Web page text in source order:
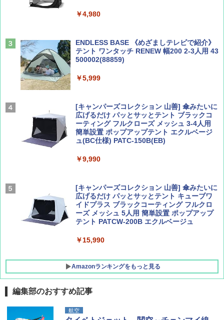
AIRLINE（エアライン）2026年9月号【特
集】ボーイング110周年を祝して！
￥1,760
ァキア 2026～2027 地球の歩き方A ヨーロッ
￥2,277
新しい日本地理 地図・統計・移動から読み
解く (講談社現代新書)
￥1,540
￥4,980
ENDLESS BASE 《めざましテレビで紹介》
テント ワンタッチ RENEW 幅200 2-3人用 43
500002(88859)
￥5,999
[キャンパーズコレクション 山善] 傘みたいに
広げるだけ パッとサッとテント ブラックコ
ーティング フルクローズ メッシュ 3-4人用
簡単設置 ポップアップテント エクルベージ
ュ(BC仕様) PATC-150B(EB)
￥9,990
[キャンパーズコレクション 山善] 傘みたいに
広げるだけ パッとサッとテント キューブワ
イドプラス ブラックコーティング フルクロ
ーズ メッシュ 5人用 簡単設置 ポップアップ
テント PATCW-200B エクルベージュ
￥15,990
Amazonランキングをもっと見る
BUNDOK(バンドック)ソロ ドーム 1 EX BDK
-08EX カーキ ソロキャンプ ポリエステル フ
編集部のおすすめ記事
航空